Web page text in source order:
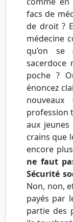
facs de
de droit ?
médecine
qu’on
poche ?
énoncez
profession
aux jeunes
crains que
encore
ne faut
Sécurité
Non, non,
payés par
partie des